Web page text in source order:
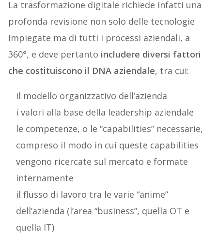
La trasformazione digitale richiede infatti una
profonda revisione non solo delle tecnologie
impiegate ma di tutti i processi aziendali, a
360°, e deve pertanto includere diversi fattori
che costituiscono il DNA aziendale, tra cui:
il modello organizzativo dell’azienda
i valori alla base della leadership aziendale
le competenze, o le “capabilities” necessarie,
compreso il modo in cui queste capabilities
vengono ricercate sul mercato e formate
internamente
il flusso di lavoro tra le varie “anime”
dell’azienda (l’area “business”, quella OT e
quella IT)